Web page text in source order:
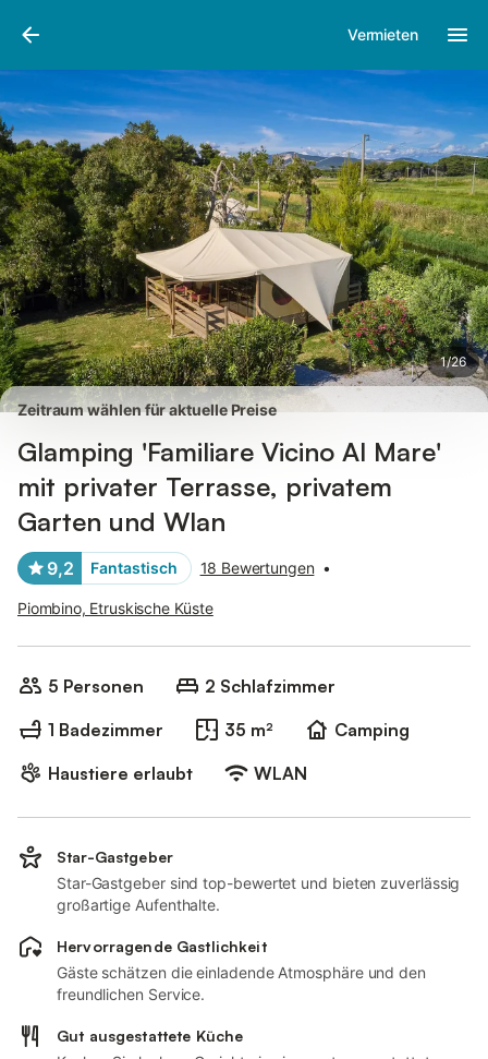
Vermieten
1/26
Bilder
Zeitraum wählen für aktuelle Preise
Glamping 'Familiare Vicino Al Mare'
mit privater Terrasse, privatem
Garten und Wlan
9,2 Fantastisch 18 Bewertungen •
Piombino, Etruskische Küste
5 Personen
2 Schlafzimmer
1 Badezimmer
35 m²
Camping
Haustiere erlaubt
WLAN
Star-Gastgeber
Star-Gastgeber sind top-bewertet und bieten zuverlässig
großartige Aufenthalte.
Hervorragende Gastlichkeit
Gäste schätzen die einladende Atmosphäre und den
freundlichen Service.
Gut ausgestattete Küche